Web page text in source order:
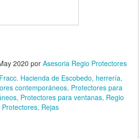
2020 por Asesoria Regio Protectores
Fracc. Hacienda de Escobedo herrería
contemporáneos Protectores para
Protectores para ventanas Regio
Protectores Rejas